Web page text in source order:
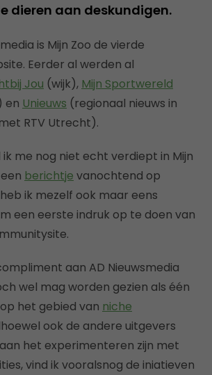
dieren aan deskundigen.
is Mijn Zoo de vierde
Eerder al werden al
Jou (wijk), Mijn Sportwereld
en Unieuws (regionaal nieuws in
RTV Utrecht).
me nog niet echt verdiept in Mijn
berichtje vanochtend op
ik mezelf ook maar eens
een eerste indruk op te doen van
aan AD Nieuwsmedia
wel mag worden gezien als één
het gebied van niche
ook de andere uitgevers
het experimenteren zijn met
vind ik vooralsnog de iniatieven